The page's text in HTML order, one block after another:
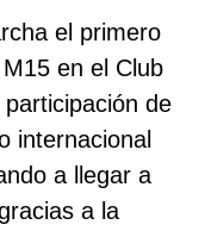
el primero
en el Club
de
internacional
a llegar a
a la